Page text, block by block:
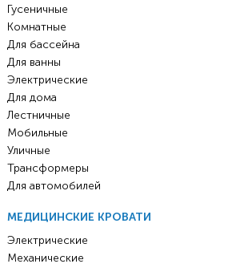
Гусеничные
Комнатные
Для бассейна
Для ванны
Электрические
Для дома
Лестничные
Мобильные
Уличные
Трансформеры
Для автомобилей
МЕДИЦИНСКИЕ КРОВАТИ
Электрические
Механические